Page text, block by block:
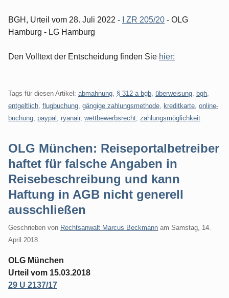
BGH, Urteil vom 28. Juli 2022 - I ZR 205/20 - OLG
Hamburg - LG Hamburg
Den Volltext der Entscheidung finden Sie hier:
Tags für diesen Artikel: abmahnung § 312 a bgb überweisung bgh
entgeltlich flugbuchung gängige zahlungsmethode kreditkarte online-
buchung paypal ryanair, wettbewerbsrecht zahlungsmöglichkeit
OLG München: Reiseportalbetreiber
haftet für falsche Angaben in
Reisebeschreibung und kann
Haftung in AGB nicht generell
ausschließen
Geschrieben von Rechtsanwalt Marcus Beckmann am Samstag, 14.
April 2018
OLG München
Urteil vom 15.03.2018
29 U 2137/17